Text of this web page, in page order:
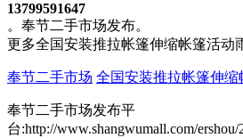
13799591647
。奉节二手市场发布。
更多全国安装推拉帐篷伸缩帐篷活动
奉节二手市场 全国安装推拉帐篷伸缩
奉节二手市场发布平
台:http://www.shangwumall.com/ershou/